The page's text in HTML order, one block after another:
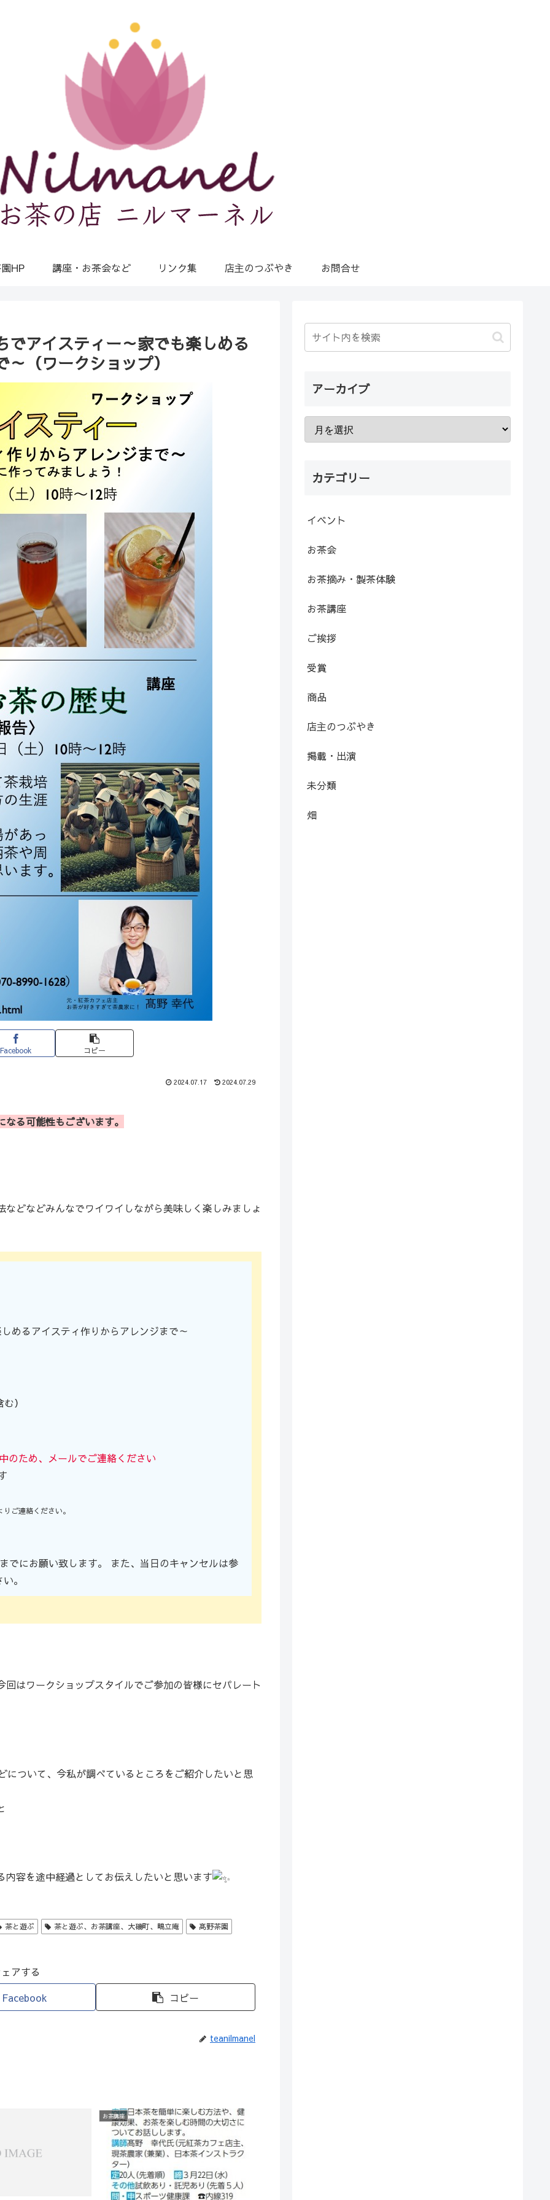
HP 講座・お茶会など リンク集 店主のつぶやき お問合せ
アイスティー～家でも楽しめる
（ワークショップ）
Facebook コピー
2024.07.17 2024.07.29
る可能性もございます。
どなどみんなでワイワイしながら美味しく楽しみましょ
めるアイスティ作りからアレンジまで～
）
のため、メールでご連絡ください
ご連絡ください。
でにお願い致します。 また、当日のキャンセルは参
。
はワークショップスタイルでご参加の皆様にセパレート
ついて、今私が調べているところをご紹介したいと思
容を途中経過としてお伝えしたいと思います
茶と遊ぶ 茶と遊ぶ、お茶講座、大磯町、鴫立庵 髙野茶園
アする
Facebook
コピー
teanilmanel
お茶講座
アーカイブ
カテゴリー
イベント
お茶会
お茶摘み・製茶体験
お茶講座
ご挨拶
受賞
商品
店主のつぶやき
掲載・出演
未分類
畑